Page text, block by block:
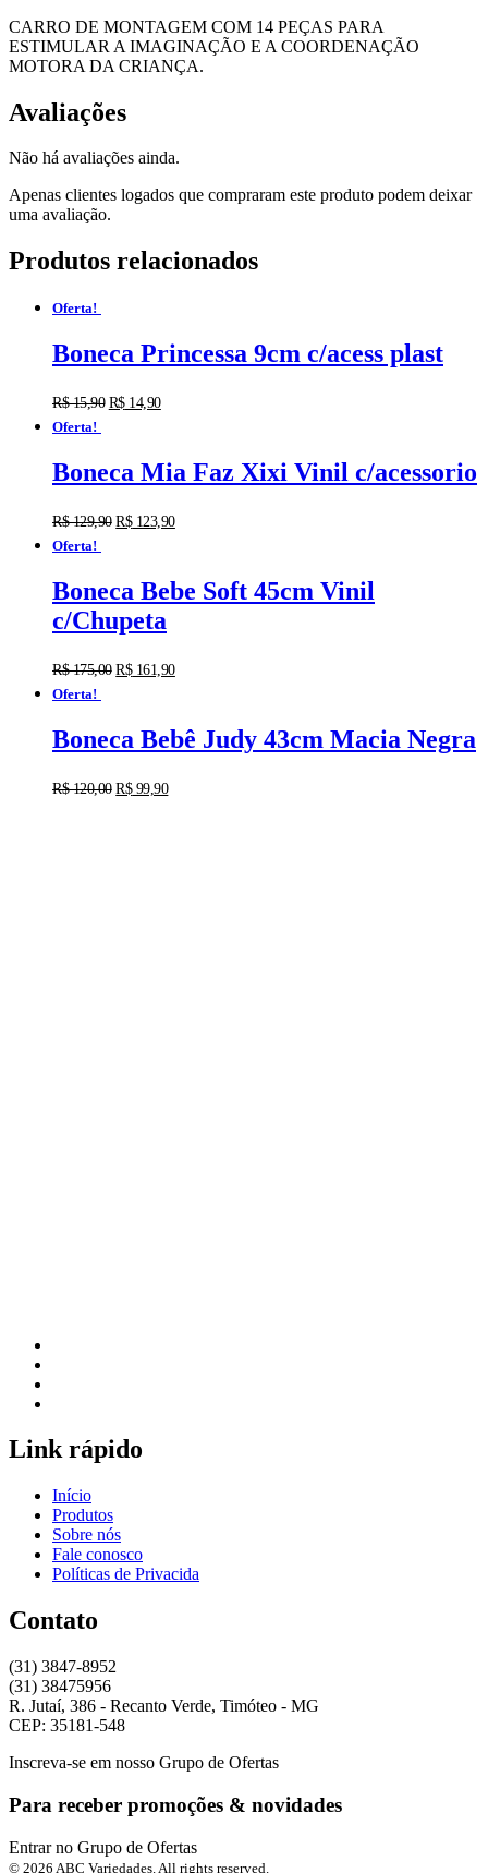
CARRO DE MONTAGEM COM 14 PEÇAS PARA
ESTIMULAR A IMAGINAÇÃO E A COORDENAÇÃO
MOTORA DA CRIANÇA.
Avaliações
Não há avaliações ainda.
Apenas clientes logados que compraram este produto podem deixar
uma avaliação.
Produtos relacionados
Oferta!
Boneca Princessa 9cm c/acess plast
R$15,90 R$14,90
Oferta!
Boneca Mia Faz Xixi Vinil c/acessorio
R$129,90 R$123,90
Oferta!
Boneca Bebe Soft 45cm Vinil
c/Chupeta
R$175,00 R$161,90
Oferta!
Boneca Bebê Judy 43cm Macia Negra
R$120,00 R$99,90
Link rápido
Início
Produtos
Sobre nós
Fale conosco
Políticas de Privacida
Contato
(31) 3847-8952
(31) 38475956
R. Jutaí, 386 - Recanto Verde, Timóteo - MG
CEP: 35181-548
Inscreva-se em nosso Grupo de Ofertas
Para receber promoções & novidades
Entrar no Grupo de Ofertas
© 2026 ABC Variedades. All rights reserved.